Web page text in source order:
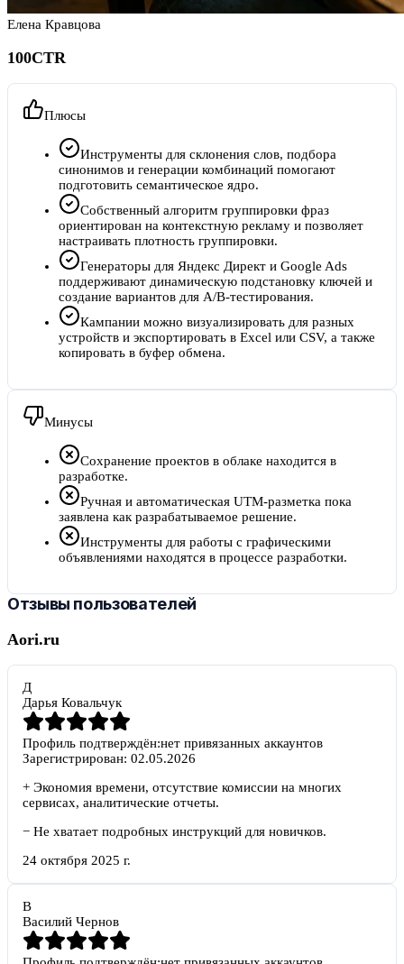
Елена Кравцова
100CTR
Плюсы
Инструменты для склонения слов, подбора
синонимов и генерации комбинаций помогают
подготовить семантическое ядро.
Собственный алгоритм группировки фраз
ориентирован на контекстную рекламу и позволяет
настраивать плотность группировки.
Генераторы для Яндекс Директ и Google Ads
поддерживают динамическую подстановку ключей и
создание вариантов для A/B-тестирования.
Кампании можно визуализировать для разных
устройств и экспортировать в Excel или CSV, а также
копировать в буфер обмена.
Минусы
Сохранение проектов в облаке находится в
разработке.
Ручная и автоматическая UTM-разметка пока
заявлена как разрабатываемое решение.
Инструменты для работы с графическими
объявлениями находятся в процессе разработки.
Отзывы пользователей
Aori.ru
Д
Дарья Ковальчук
Профиль подтверждён:нет привязанных аккаунтов
Зарегистрирован: 02.05.2026
+ Экономия времени, отсутствие комиссии на многих
сервисах, аналитические отчеты.
− Не хватает подробных инструкций для новичков.
24 октября 2025 г.
В
Василий Чернов